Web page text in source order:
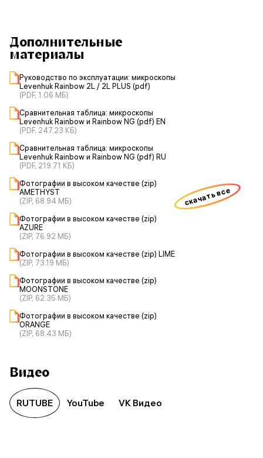
Дополнительные
материалы
Руководство по эксплуатации: микроскопы
Levenhuk Rainbow 2L / 2L PLUS (pdf)
(PDF, 1.06 МБ)
Сравнительная таблица: микроскопы
Levenhuk Rainbow и Rainbow NG (pdf) EN
(PDF, 247.23 КБ)
Сравнительная таблица: микроскопы
Levenhuk Rainbow и Rainbow NG (pdf) RU
(PDF, 219.71 КБ)
Фотографии в высоком качестве (zip)
AMETHYST
(ZIP, 68.94 МБ)
Фотографии в высоком качестве (zip)
AZURE
(ZIP, 76.92 МБ)
Фотографии в высоком качестве (zip) LIME
(ZIP, 73.19 МБ)
Фотографии в высоком качестве (zip)
MOONSTONE
(ZIP, 62.35 МБ)
Фотографии в высоком качестве (zip)
ORANGE
(ZIP, 68.43 МБ)
скачать все
Видео
RUTUBE YouTube VK Видео